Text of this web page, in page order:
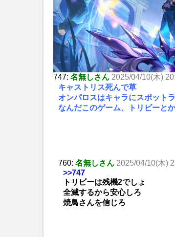
747: 名無しさん 2025/04/10(木)
キャストリス死んで草
オンパロスはキャラにスポット
なんだこのゲーム、トリビーと
760: 名無しさん 2025/04/10(木)
>>747
トリビーは残機2でしょ
全滅するから安心しろ
焼鳥さんを信じろ